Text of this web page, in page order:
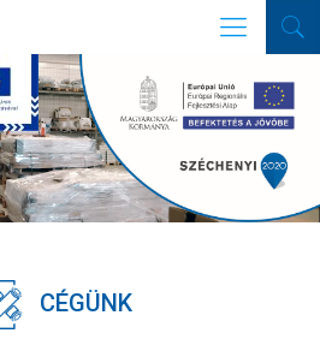
CÉGÜNK